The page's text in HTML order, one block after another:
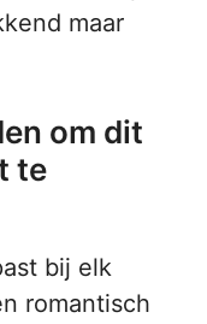
maar
om dit
te
bij elk
romantisch